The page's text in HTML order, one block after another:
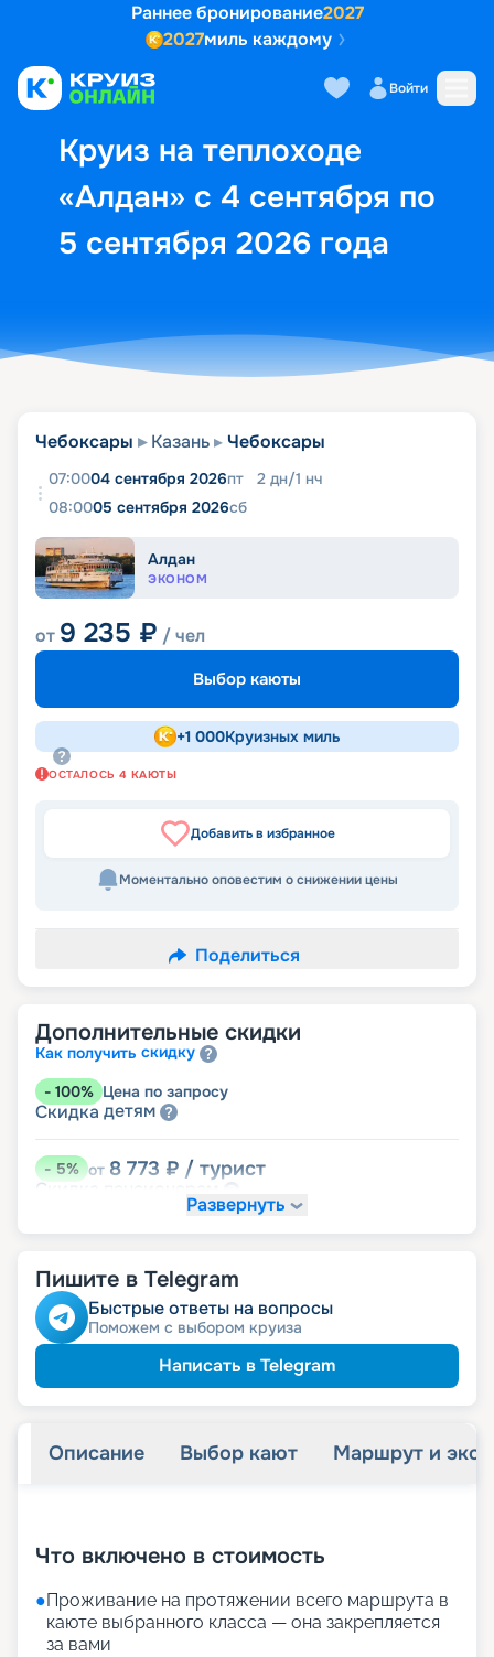
Раннее бронирование2027
2027миль каждому
Войти
Круиз на теплоходе
«Алдан» с 4 сентября по
5 сентября 2026 года
Выбор кают Маршрут и
Чебоксары Казань Чебоксары
07:0004 сентября 2026пт 2 дн/1 нч
08:0005 сентября 2026сб
Алдан
ЭКОНОМ
от 9 235 ₽ / чел
Выбор каюты
+1 000Круизных миль
ОСТАЛОСЬ 4 КАЮТЫ
Добавить в избранное
Моментально оповестим о снижении цены
Поделиться
Дополнительные скидки
Как получить скидку
- 100% Цена по запросу
Скидка детям
-5% от 8 773 ₽ / турист
Скидка
Развернуть
Пишите в Telegram
Быстрые ответы на вопросы
Поможем с выбором круиза
Написать в Telegram
Описание Выбор кают Маршрут и
Что включено в стоимость
●Проживание на протяжении всего маршрута в
каюте выбранного класса — она закрепляется
за вами